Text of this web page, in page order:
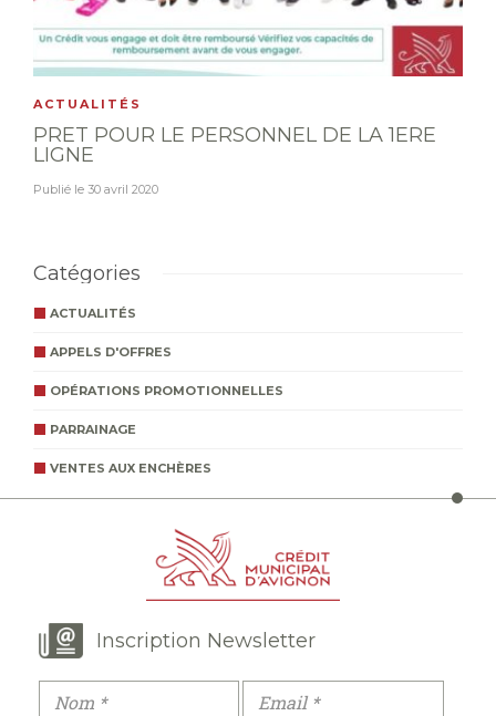
ACTUALITÉS
PRET POUR LE PERSONNEL DE LA 1ERE
LIGNE
Publié le 30 avril 2020
Catégories
ACTUALITÉS
APPELS D'OFFRES
OPÉRATIONS PROMOTIONNELLES
PARRAINAGE
VENTES AUX ENCHÈRES
Inscription Newsletter